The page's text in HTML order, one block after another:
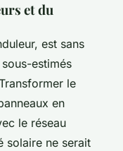
et du
est sans
estimés
le
en
le réseau
solaire ne serait